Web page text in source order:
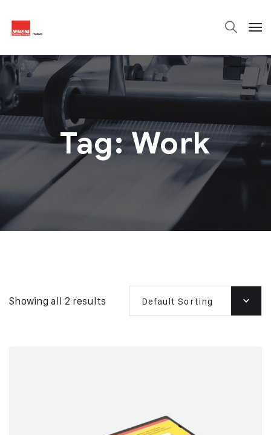
Tag:Work
Showing all 2 results Default Sorting